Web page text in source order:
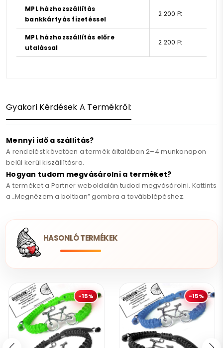
MPL házhozszállítás
bankkártyás fizetéssel
2 200 Ft
MPL házhozszállítás előre
utalással
2 200 Ft
Gyakori Kérdések A Termékről:
Mennyi idő a szállítás?
A rendelést követően a termék általában 2–4 munkanapon
belül kerül kiszállításra.
Hogyan tudom megvásárolni a terméket?
A terméket a Partner weboldalán tudod megvásárolni. Kattints
a „Megnézem a boltban” gombra a továbblépéshez.
HASONLÓ TERMÉKEK
-15% -15%